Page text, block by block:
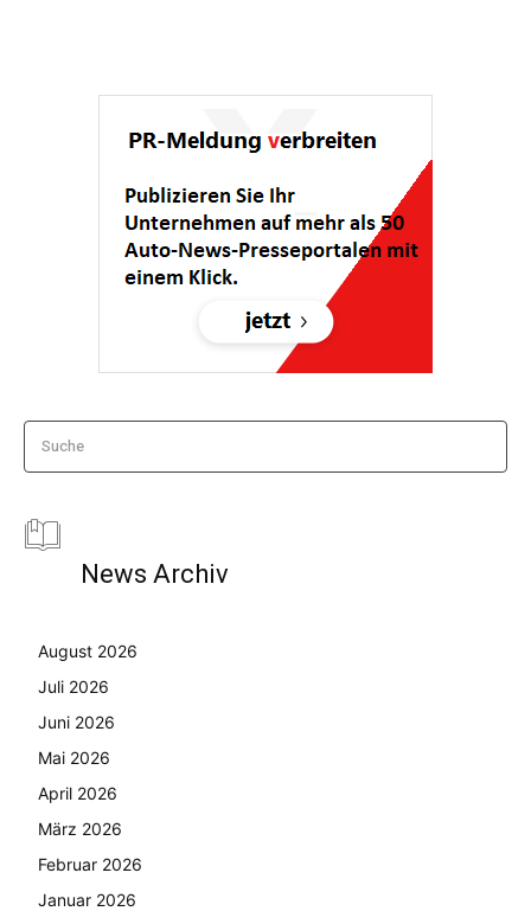
Suche
News Archiv
August 2026
Juli 2026
Juni 2026
Mai 2026
April 2026
März 2026
Februar 2026
Januar 2026